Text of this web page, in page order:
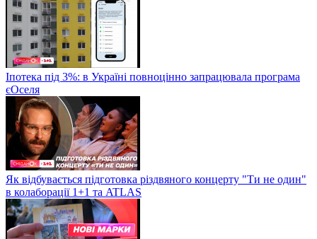
Іпотека під 3%: в Україні повноцінно запрацювала програма
єОселя
Як відбувається підготовка різдвяного концерту "Ти не один"
в колаборації 1+1 та ATLAS